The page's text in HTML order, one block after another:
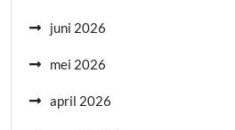
juni 2026
mei 2026
april 2026